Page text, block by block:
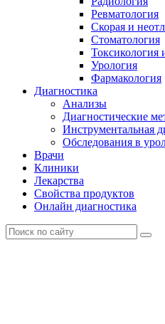
Ревматология
Скорая и
Стоматология
Токсикология
Урология
Фармакология
Диагностика
Анализы
Диагностические
Инструментальная
Обследования в
Врачи
Клиники
Лекарства
Свойства продуктов
Онлайн диагностика